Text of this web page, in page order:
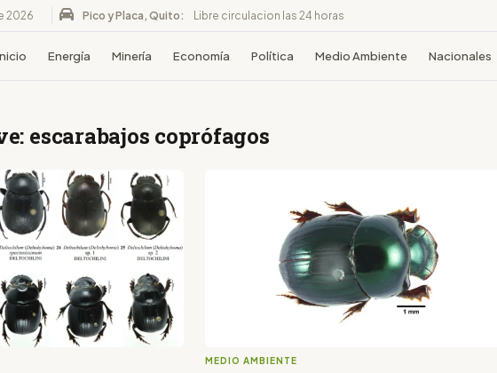
2026 Pico y Placa, Quito: Libre circulacion las 24 horas
Energía Minería Economía Política Medio Ambiente Nacionales
escarabajos coprófagos
MEDIO AMBIENTE